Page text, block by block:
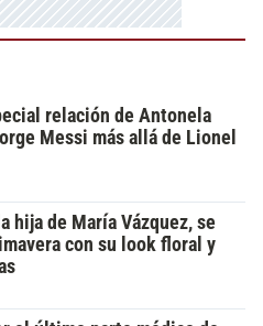
relación de Antonela
Messi más allá de Lionel
hija de María Vázquez, se
con su look floral y